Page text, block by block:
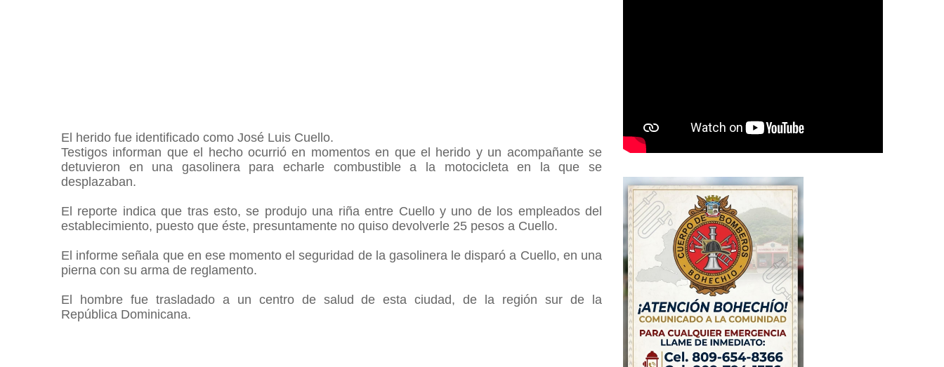
El herido fue identificado como José Luis Cuello.
Testigos informan que el hecho ocurrió en momentos en que el herido y un acompañante se
detuvieron en una gasolinera para echarle combustible a la motocicleta en la que se
desplazaban.
El reporte indica que tras esto, se produjo una riña entre Cuello y uno de los empleados del
establecimiento, puesto que éste, presuntamente no quiso devolverle 25 pesos a Cuello.
El informe señala que en ese momento el seguridad de la gasolinera le disparó a Cuello, en una
pierna con su arma de reglamento.
El hombre fue trasladado a un centro de salud de esta ciudad, de la región sur de la
República Dominicana.